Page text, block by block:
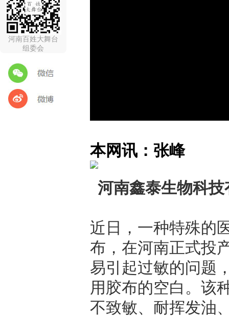
河南百姓大舞台
组委会
本网讯：张峰
河南鑫泰生物科
近日，一种特殊
布，在河南正式投
易引起过敏的问题
用胶布的空白。该
不致敏、耐挥发油